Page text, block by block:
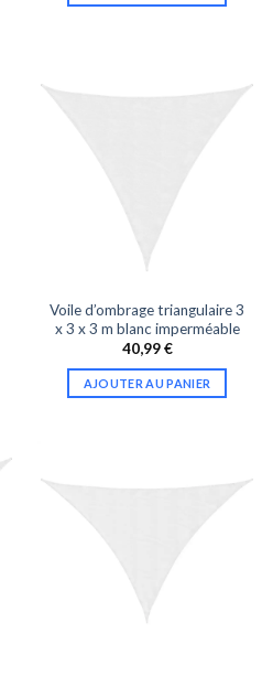
Voile d’ombrage triangulaire 3
x 3 x 3 m blanc imperméable
40,99€
AJOUTER AU PANIER